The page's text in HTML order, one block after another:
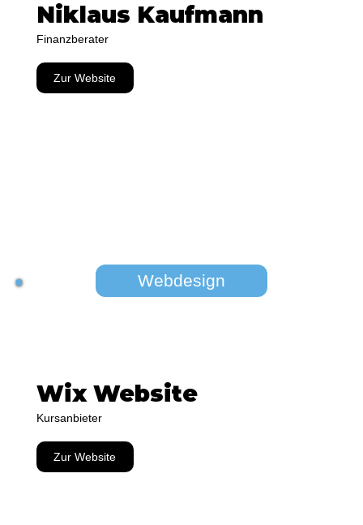
Niklaus Kaufmann
Finanzberater
Zur Website
Wix Website
Kursanbieter
Zur Website
Webdesign